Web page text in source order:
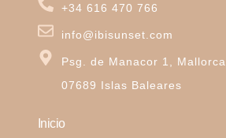
+34 616 470 766
info@ibisunset.com
Psg. de Manacor 1, Mallorca
07689 Islas Baleares
Inicio